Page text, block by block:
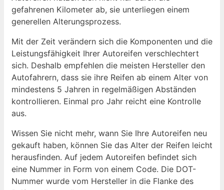
gefahrenen Kilometer ab, sie unterliegen einem
generellen Alterungsprozess.
Mit der Zeit verändern sich die Komponenten und die
Leistungsfähigkeit Ihrer Autoreifen verschlechtert
sich. Deshalb empfehlen die meisten Hersteller den
Autofahrern, dass sie ihre Reifen ab einem Alter von
mindestens 5 Jahren in regelmäßigen Abständen
kontrollieren. Einmal pro Jahr reicht eine Kontrolle
aus.
Wissen Sie nicht mehr, wann Sie Ihre Autoreifen neu
gekauft haben, können Sie das Alter der Reifen leicht
herausfinden. Auf jedem Autoreifen befindet sich
eine Nummer in Form von einem Code. Die DOT-
Nummer wurde vom Hersteller in die Flanke des